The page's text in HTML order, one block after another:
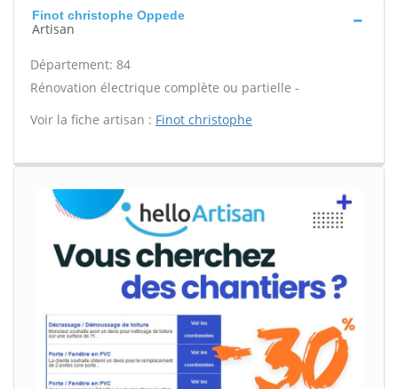
Finot christophe Oppede
Artisan
Département: 84
Rénovation électrique complète ou partielle -
Voir la fiche artisan : Finot christophe